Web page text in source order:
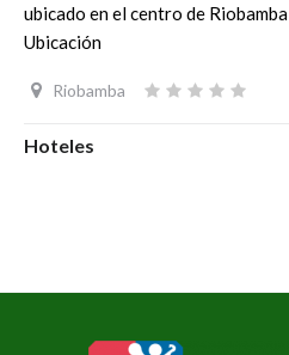
ubicado en el centro de Riobamba
Ubicación
Riobamba
Hoteles